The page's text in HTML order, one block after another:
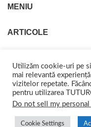
MENIU
ARTICOLE
GISTEL 2022 CREATED BY
Utilizăm cookie-uri pe
mai relevantă
vizitelor repetate.
pentru utilizarea
Do not sell my
Cookie Settings 0